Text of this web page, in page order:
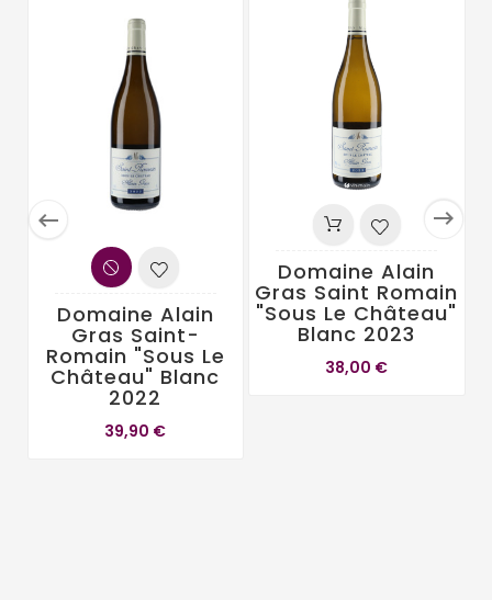
 
Domaine Alain
Gras Saint-
Romain "Sous Le
Château" Blanc
2022
39,90 €
Domaine Alain
Gras Saint Romain
"Sous Le Château"
Blanc 2023
38,00 €